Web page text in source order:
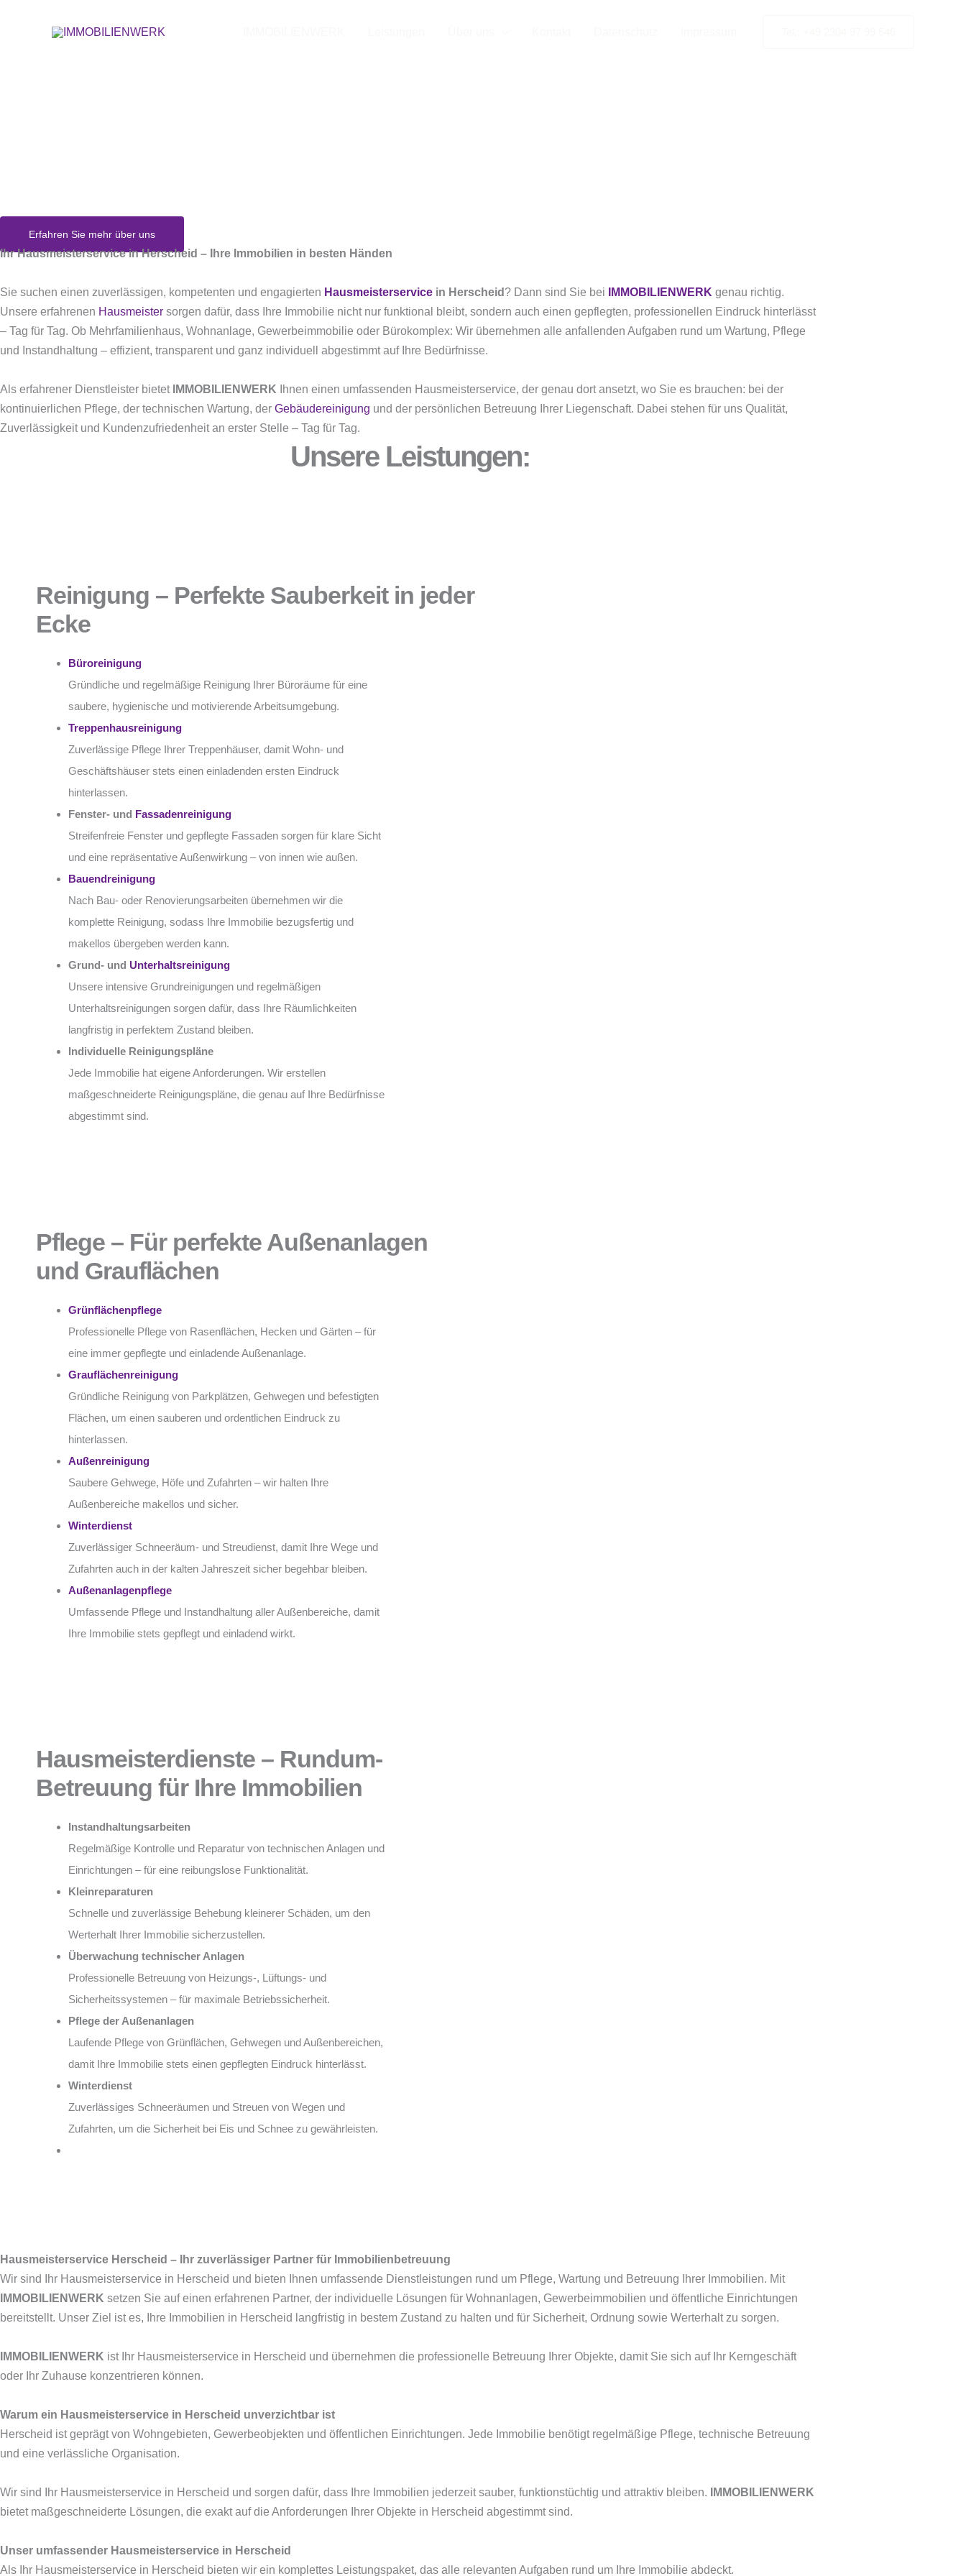
Erfahren Sie mehr über uns
Ihr Hausmeisterservice in Herscheid – Ihre Immobilien in besten Händen
Sie suchen einen zuverlässigen, kompetenten und engagierten Hausmeisterservice in Herscheid ? Dann sind Sie bei IMMOBILIENWERK genau richtig.
Unsere erfahrenen Hausmeister sorgen dafür, dass Ihre Immobilie nicht nur funktional bleibt, sondern auch einen gepflegten, professionellen Eindruck hinterlässt
– Tag für Tag. Ob Mehrfamilienhaus, Wohnanlage, Gewerbeimmobilie oder Bürokomplex: Wir übernehmen alle anfallenden Aufgaben rund um Wartung, Pflege
und Instandhaltung – effizient, transparent und ganz individuell abgestimmt auf Ihre Bedürfnisse.
Als erfahrener Dienstleister bietet IMMOBILIENWERK Ihnen einen umfassenden Hausmeisterservice, der genau dort ansetzt, wo Sie es brauchen: bei der
kontinuierlichen Pflege, der technischen Wartung, der Gebäudereinigung und der persönlichen Betreuung Ihrer Liegenschaft. Dabei stehen für uns Qualität,
Zuverlässigkeit und Kundenzufriedenheit an erster Stelle – Tag für Tag.
Unsere Leistungen:
Reinigung – Perfekte Sauberkeit in jeder
Ecke
Büroreinigung
Gründliche und regelmäßige Reinigung Ihrer Büroräume für eine
saubere, hygienische und motivierende Arbeitsumgebung.
Treppenhausreinigung
Zuverlässige Pflege Ihrer Treppenhäuser, damit Wohn- und
Geschäftshäuser stets einen einladenden ersten Eindruck
hinterlassen.
Fenster- und Fassadenreinigung
Streifenfreie Fenster und gepflegte Fassaden sorgen für klare Sicht
und eine repräsentative Außenwirkung – von innen wie außen.
Bauendreinigung
Nach Bau- oder Renovierungsarbeiten übernehmen wir die
komplette Reinigung, sodass Ihre Immobilie bezugsfertig und
makellos übergeben werden kann.
Grund- und Unterhaltsreinigung
Unsere intensive Grundreinigungen und regelmäßigen
Unterhaltsreinigungen sorgen dafür, dass Ihre Räumlichkeiten
langfristig in perfektem Zustand bleiben.
Individuelle Reinigungspläne
Jede Immobilie hat eigene Anforderungen. Wir erstellen
maßgeschneiderte Reinigungspläne, die genau auf Ihre Bedürfnisse
abgestimmt sind.
Pflege – Für perfekte Außenanlagen
und Grauflächen
Grünflächenpflege
Professionelle Pflege von Rasenflächen, Hecken und Gärten – für
eine immer gepflegte und einladende Außenanlage.
Grauflächenreinigung
Gründliche Reinigung von Parkplätzen, Gehwegen und befestigten
Flächen, um einen sauberen und ordentlichen Eindruck zu
hinterlassen.
Außenreinigung
Saubere Gehwege, Höfe und Zufahrten – wir halten Ihre
Außenbereiche makellos und sicher.
Winterdienst
Zuverlässiger Schneeräum- und Streudienst, damit Ihre Wege und
Zufahrten auch in der kalten Jahreszeit sicher begehbar bleiben.
Außenanlagenpflege
Umfassende Pflege und Instandhaltung aller Außenbereiche, damit
Ihre Immobilie stets gepflegt und einladend wirkt.
Hausmeisterdienste – Rundum-
Betreuung für Ihre Immobilien
Instandhaltungsarbeiten
Regelmäßige Kontrolle und Reparatur von technischen Anlagen und
Einrichtungen – für eine reibungslose Funktionalität.
Kleinreparaturen
Schnelle und zuverlässige Behebung kleinerer Schäden, um den
Werterhalt Ihrer Immobilie sicherzustellen.
Überwachung technischer Anlagen
Professionelle Betreuung von Heizungs-, Lüftungs- und
Sicherheitssystemen – für maximale Betriebssicherheit.
Pflege der Außenanlagen
Laufende Pflege von Grünflächen, Gehwegen und Außenbereichen,
damit Ihre Immobilie stets einen gepflegten Eindruck hinterlässt.
Winterdienst
Zuverlässiges Schneeräumen und Streuen von Wegen und
Zufahrten, um die Sicherheit bei Eis und Schnee zu gewährleisten.
Hausmeisterservice Herscheid – Ihr zuverlässiger Partner für Immobilienbetreuung
Wir sind Ihr Hausmeisterservice in Herscheid und bieten Ihnen umfassende Dienstleistungen rund um Pflege, Wartung und Betreuung Ihrer Immobilien. Mit
IMMOBILIENWERK setzen Sie auf einen erfahrenen Partner, der individuelle Lösungen für Wohnanlagen, Gewerbeimmobilien und öffentliche Einrichtungen
bereitstellt. Unser Ziel ist es, Ihre Immobilien in Herscheid langfristig in bestem Zustand zu halten und für Sicherheit, Ordnung sowie Werterhalt zu sorgen.
IMMOBILIENWERK ist Ihr Hausmeisterservice in Herscheid und übernehmen die professionelle Betreuung Ihrer Objekte, damit Sie sich auf Ihr Kerngeschäft
oder Ihr Zuhause konzentrieren können.
Warum ein Hausmeisterservice in Herscheid unverzichtbar ist
Herscheid ist geprägt von Wohngebieten, Gewerbeobjekten und öffentlichen Einrichtungen. Jede Immobilie benötigt regelmäßige Pflege, technische Betreuung
und eine verlässliche Organisation.
Wir sind Ihr Hausmeisterservice in Herscheid und sorgen dafür, dass Ihre Immobilien jederzeit sauber, funktionstüchtig und attraktiv bleiben.
IMMOBILIENWERK
bietet maßgeschneiderte Lösungen, die exakt auf die Anforderungen Ihrer Objekte in Herscheid abgestimmt sind.
Unser umfassender Hausmeisterservice in Herscheid
Als Ihr Hausmeisterservice in Herscheid bieten wir ein komplettes Leistungspaket, das alle relevanten Aufgaben rund um Ihre Immobilie abdeckt.